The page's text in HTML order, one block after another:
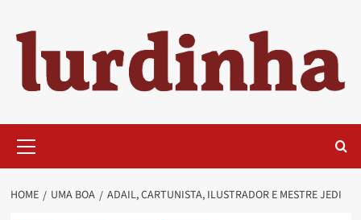
content
Menu
HOME UMA BOA ADAIL, CARTUNISTA, ILUSTRADOR E MESTRE JEDI